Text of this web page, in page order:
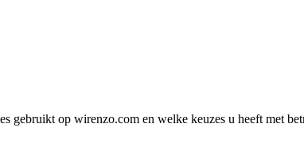
op wirenzo.com en welke keuzes u heeft met